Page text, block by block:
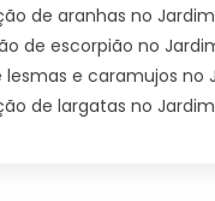
de aranhas no
de escorpião no
e caramujos no
de largatas no